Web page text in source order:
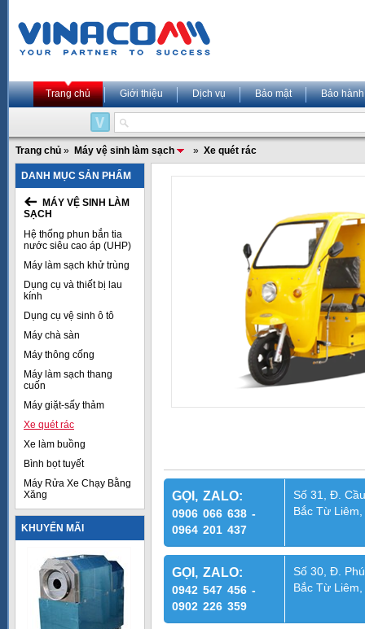
Trang chủ Giới thiệu Dịch vụ Bảo mật Bảo hành
Trang chủ » Máy vệ sinh làm sạch » Xe quét rác
DANH MỤC SẢN PHẨM
MÁY VỆ SINH LÀM
SẠCH
Hệ thống phun bắn tia
nước siêu cao áp (UHP)
Máy làm sạch khử trùng
Dụng cụ và thiết bị lau
kính
Dụng cụ vệ sinh ô tô
Máy chà sàn
Máy thông cống
Máy làm sạch thang
cuốn
Máy giặt-sấy thảm
Xe quét rác
Xe làm buồng
Bình bọt tuyết
Máy Rửa Xe Chạy Bằng
Xăng
KHUYẾN MÃI
GỌI, ZALO:
0906 066 638 -
0964 201 437
Số 31, Đ.
Bắc Từ
GỌI, ZALO:
0942 547 456 -
0902 226 359
Số 30, Đ.
Bắc Từ